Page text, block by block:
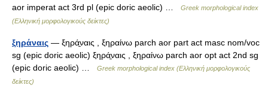
aor imperat act 3rd pl (epic doric aeolic) …
Greek morphological index
(Ελληνική μορφολογικούς δείκτες)
ξηράναις — ξηρά̱ναις , ξηραίνω parch aor part act masc nom/voc
sg (epic doric aeolic) ξηρά̱ναις , ξηραίνω parch aor opt act 2nd sg
(epic doric aeolic) …
Greek morphological index (Ελληνική μορφολογικούς
δείκτες)